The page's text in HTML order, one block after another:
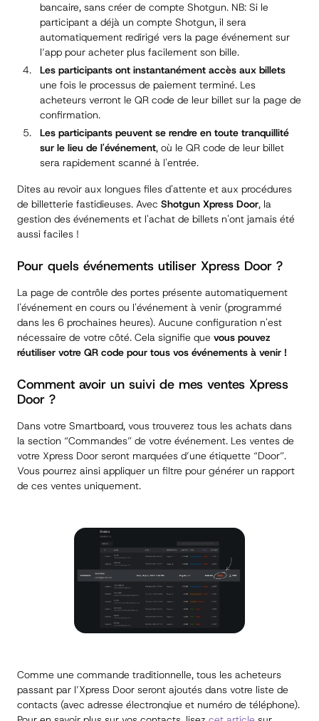
bancaire, sans créer de compte Shotgun. NB: Si le
participant a déjà un compte Shotgun, il sera
automatiquement redirigé vers la page événement sur
l’app pour acheter plus facilement son bille.
Les participants ont instantanément accès aux billets
une fois le processus de paiement terminé. Les
acheteurs verront le QR code de leur billet sur la page de
confirmation.
Les participants peuvent se rendre en toute tranquillité
sur le lieu de l'événement, où le QR code de leur billet
sera rapidement scanné à l'entrée.
Dites au revoir aux longues files d'attente et aux procédures
de billetterie fastidieuses. Avec Shotgun Xpress Door, la
gestion des événements et l'achat de billets n'ont jamais été
aussi faciles !
Pour quels événements utiliser Xpress Door ?
La page de contrôle des portes présente automatiquement
l'événement en cours ou l'événement à venir (programmé
dans les 6 prochaines heures). Aucune configuration n'est
nécessaire de votre côté. Cela signifie que vous pouvez
réutiliser votre QR code pour tous vos événements à venir !
Comment avoir un suivi de mes ventes Xpress
Door ?
Dans votre Smartboard, vous trouverez tous les achats dans
la section “Commandes” de votre événement. Les ventes de
votre Xpress Door seront marquées d’une étiquette “Door”.
Vous pourrez ainsi appliquer un filtre pour générer un rapport
de ces ventes uniquement.
Comme une commande traditionnelle, tous les acheteurs
passant par l’Xpress Door seront ajoutés dans votre liste de
contacts (avec adresse électronqiue et numéro de téléphone).